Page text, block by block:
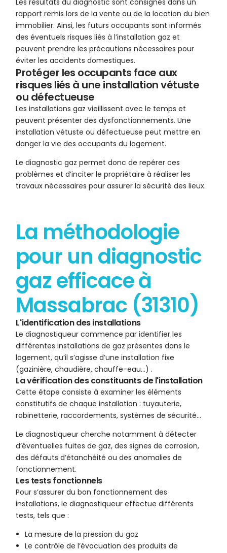
Les résultats du diagnostic sont consignés dans un
rapport remis lors de la vente ou de la location du bien
immobilier. Ainsi, les futurs occupants sont informés
des éventuels risques liés à l’installation gaz et
peuvent prendre les précautions nécessaires pour
éviter les accidents domestiques.
Protéger les occupants face aux
risques liés à une installation vétuste
ou défectueuse
Les installations gaz vieillissent avec le temps et
peuvent présenter des dysfonctionnements. Une
installation vétuste ou défectueuse peut mettre en
danger la vie des occupants du logement.
Le diagnostic gaz permet donc de repérer ces
problèmes et d’inciter le propriétaire à réaliser les
travaux nécessaires pour assurer la sécurité des lieux.
La méthodologie
pour un diagnostic
gaz efficace à
Massabrac (31310)
L'identification des installations
Le diagnostiqueur commence par identifier les
différentes installations de gaz présentes dans le
logement, qu’il s’agisse d’une installation fixe
(gazinière, chaudière, chauffe-eau…) .
La vérification des constituants de l'installation
Cette étape consiste à examiner les éléments
constitutifs de chaque installation : tuyauterie,
robinetterie, raccordements, systèmes de sécurité…
Le diagnostiqueur cherche notamment à détecter
d’éventuelles fuites de gaz, des signes de corrosion,
des défauts d’étanchéité ou des anomalies de
fonctionnement.
Les tests fonctionnels
Pour s’assurer du bon fonctionnement des
installations, le diagnostiqueur effectue différents
tests, tels que :
La mesure de la pression du gaz
Le contrôle de l’évacuation des produits de